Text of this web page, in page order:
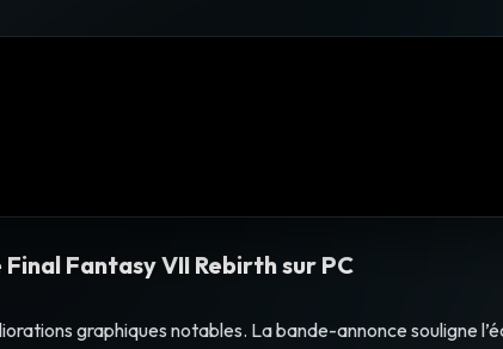
Fantasy VII Rebirth sur PC
graphiques notables. La bande-annonce souligne